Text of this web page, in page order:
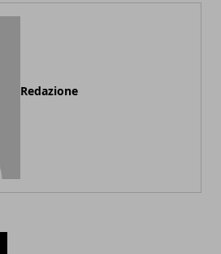
Redazione